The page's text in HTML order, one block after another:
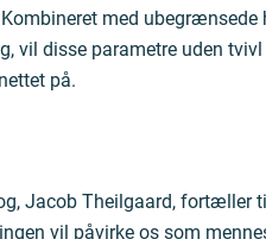
med ubegrænsede
vil disse parametre uden
på.
Jacob Theilgaard, fortæller
vil påvirke os som